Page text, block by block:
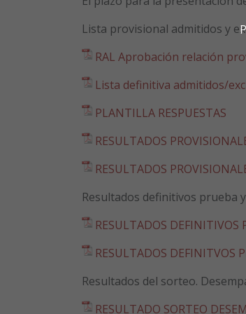
Lista provisional admitidos y
RAL Aprobación relación
Lista definitiva admitidos/
PLANTILLA RESPUESTAS
RESULTADOS
RESULTADOS
Resultados definitivos prueba
RESULTADOS DEFINITIVOS
RESULTADOS DEFINITVOS
Resultados del sorteo.
RESULTADO SORTEO